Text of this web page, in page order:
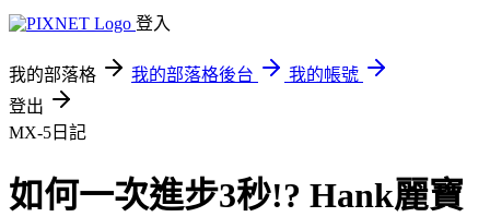
登入
我的部落格 我的部落格後台
我的帳號
登出
MX-5日記
如何一次進步3秒!? Hank麗寶